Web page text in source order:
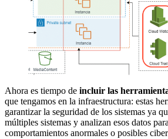
Ahora es tiempo de incluir las
que tengamos en la infraestructura: estas
garantizar la seguridad de los sistemas ya
múltiples sistemas y analizan esos datos
comportamientos anormales o posibles